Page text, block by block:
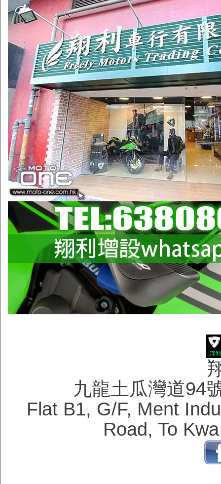
九龍土瓜灣道94
Flat B1, G/F, Ment
Road, To